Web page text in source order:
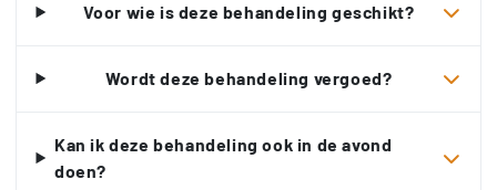
Voor wie is deze behandeling geschikt?
Wordt deze behandeling vergoed?
Kan ik deze behandeling ook in de avond
doen?